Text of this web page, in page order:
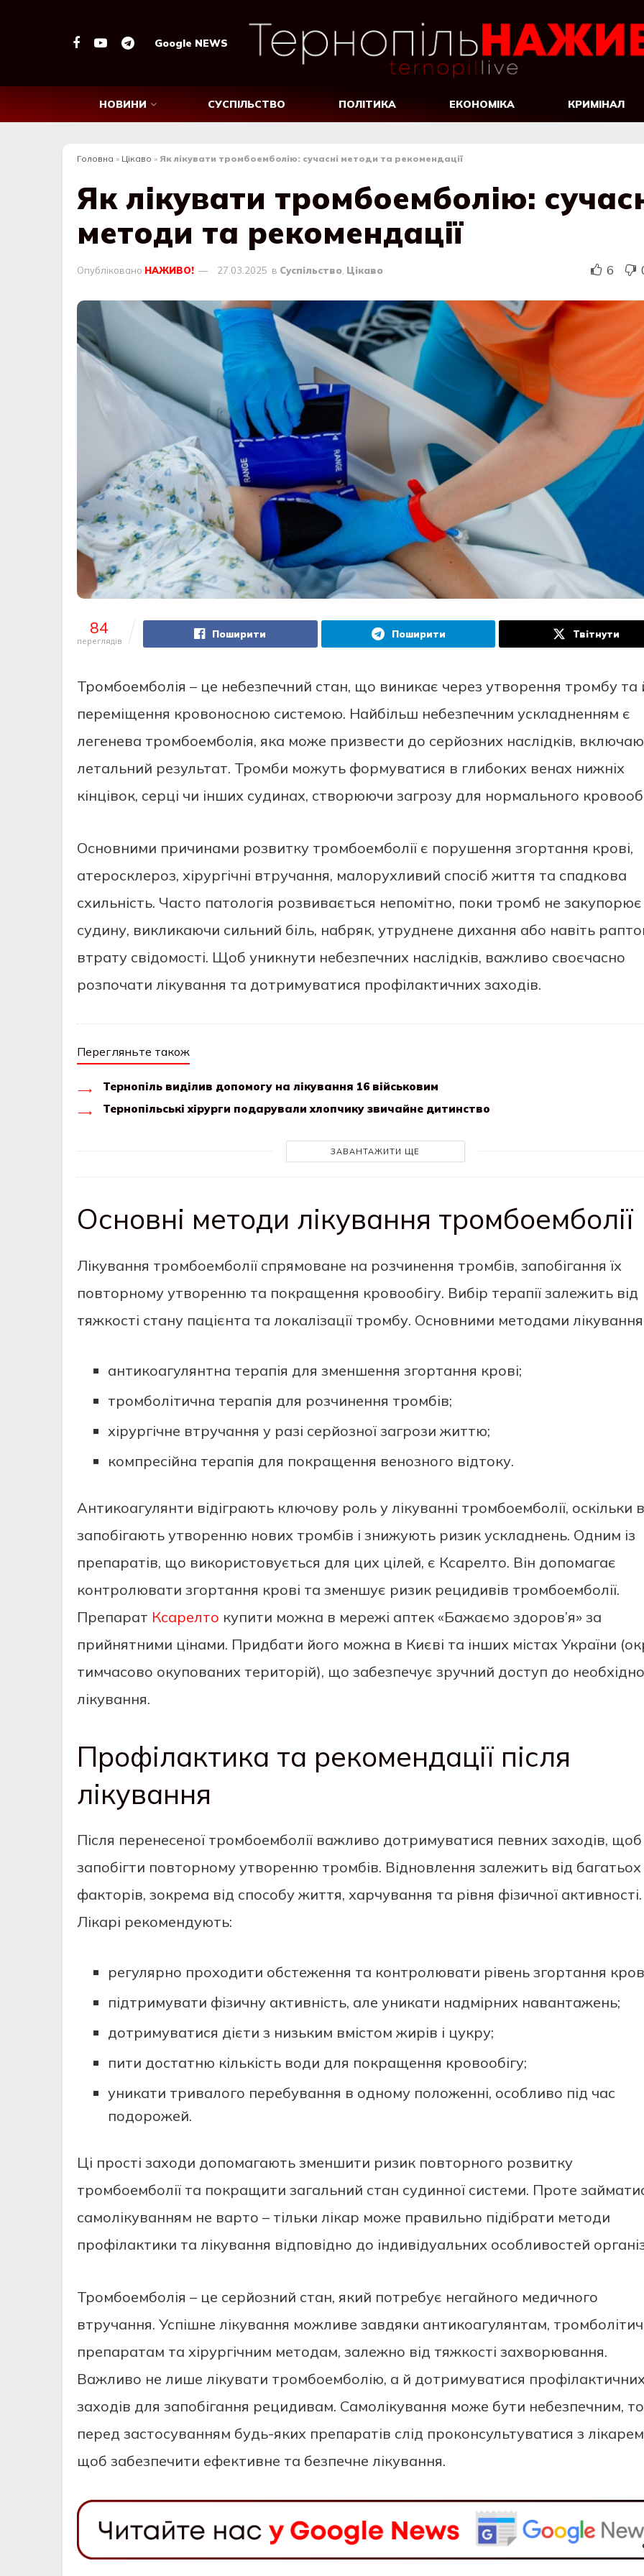
Google NEWS
НОВИНИ СУСПІЛЬСТВО ПОЛІТИКА ЕКОНОМІКА КРИМІНАЛ
Головна » Цікаво » Як лікувати тромбоемболію: сучасні методи та рекомендації
Як лікувати тромбоемболію:
методи та рекомендації
Опубліковано НАЖИВО! 27.03.2025 в Суспільство, Цікаво 6
84
переглядів
Поширити Поширити Твітнути
Тромбоемболія – це небезпечний стан, що виникає через утворення тромбу та
переміщення кровоносною системою. Найбільш небезпечним ускладненням є
легенева тромбоемболія, яка може призвести до серйозних наслідків,
летальний результат. Тромби можуть формуватися в глибоких венах нижніх
кінцівок, серці чи інших судинах, створюючи загрозу для нормального
Основними причинами розвитку тромбоемболії є порушення згортання крові,
атеросклероз, хірургічні втручання, малорухливий спосіб життя та спадкова
схильність. Часто патологія розвивається непомітно, поки тромб не закупорює
судину, викликаючи сильний біль, набряк, утруднене дихання або навіть
втрату свідомості. Щоб уникнути небезпечних наслідків, важливо своєчасно
розпочати лікування та дотримуватися профілактичних заходів.
Перегляньте також
Тернопіль виділив допомогу на лікування 16 військовим
Тернопільські хірурги подарували хлопчику звичайне дитинство
ЗАВАНТАЖИТИ ЩЕ
Основні методи лікування тромбоемболії
Лікування тромбоемболії спрямоване на розчинення тромбів, запобігання їх
повторному утворенню та покращення кровообігу. Вибір терапії залежить від
тяжкості стану пацієнта та локалізації тромбу. Основними методами
антикоагулянтна терапія для зменшення згортання крові;
тромболітична терапія для розчинення тромбів;
хірургічне втручання у разі серйозної загрози життю;
компресійна терапія для покращення венозного відтоку.
Антикоагулянти відіграють ключову роль у лікуванні тромбоемболії, оскільки
запобігають утворенню нових тромбів і знижують ризик ускладнень. Одним із
препаратів, що використовується для цих цілей, є Ксарелто. Він допомагає
контролювати згортання крові та зменшує ризик рецидивів тромбоемболії.
Препарат Ксарелто купити можна в мережі аптек «Бажаємо здоров’я» за
прийнятними цінами. Придбати його можна в Києві та інших містах України
тимчасово окупованих територій), що забезпечує зручний доступ до
лікування.
Профілактика та рекомендації після
лікування
Після перенесеної тромбоемболії важливо дотримуватися певних заходів, щоб
запобігти повторному утворенню тромбів. Відновлення залежить від багатьох
факторів, зокрема від способу життя, харчування та рівня фізичної активності.
Лікарі рекомендують:
регулярно проходити обстеження та контролювати рівень згортання
підтримувати фізичну активність, але уникати надмірних навантажень;
дотримуватися дієти з низьким вмістом жирів і цукру;
пити достатню кількість води для покращення кровообігу;
уникати тривалого перебування в одному положенні, особливо під час
подорожей.
Ці прості заходи допомагають зменшити ризик повторного розвитку
тромбоемболії та покращити загальний стан судинної системи. Проте
самолікуванням не варто – тільки лікар може правильно підібрати методи
профілактики та лікування відповідно до індивідуальних особливостей
Тромбоемболія – це серйозний стан, який потребує негайного медичного
втручання. Успішне лікування можливе завдяки антикоагулянтам,
препаратам та хірургічним методам, залежно від тяжкості захворювання.
Важливо не лише лікувати тромбоемболію, а й дотримуватися
заходів для запобігання рецидивам. Самолікування може бути небезпечним,
перед застосуванням будь-яких препаратів слід проконсультуватися з
щоб забезпечити ефективне та безпечне лікування.